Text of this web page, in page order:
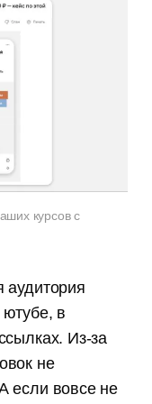
курсов с
аудитория
в
Из-за
не
если вовсе не